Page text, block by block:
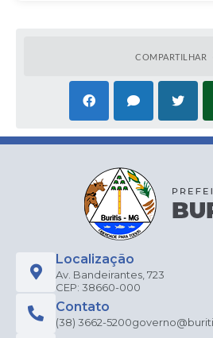
COMPARTILHAR
Localização
Av. Bandeirantes, 723
CEP: 38660-000
Contato
(38) 3662-5200